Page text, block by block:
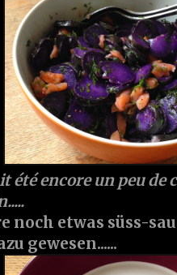
été encore un peu de
noch etwas süss-
gewesen......